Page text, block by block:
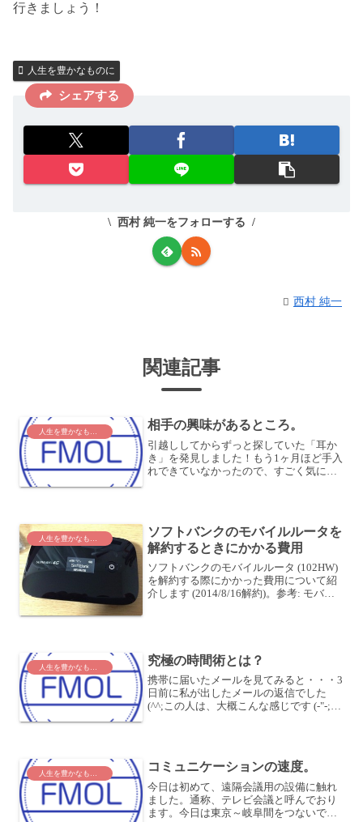
行きましょう！
人生を豊かなものに
シェアする
西村 純一をフォローする
西村 純一
関連記事
人生を豊かなものに 相手の興味があるところ。
引越ししてからずっと探していた「耳か
き」を発見しました！もう1ヶ月ほど手入
れできていなかったので、すごく気にな
ソフトバンクのモバイルルータを
解約するときにかかる費用
ソフトバンクのモバイルルータ (102HW)
を解約する際にかかった費用について紹
介します (2014/8/16解約)。参考: モバイ
究極の時間術とは？
携帯に届いたメールを見てみると・・・3
日前に私が出したメールの返信でした
(^^;この人は、大概こんな感じです (-"-;あ
人生を豊かなものに コミュニケーションの速度。
今日は初めて、遠隔会議用の設備に触れ
ました。通称、テレビ会議と呼んでおり
ます。今日は東京～岐阜間をつないでど